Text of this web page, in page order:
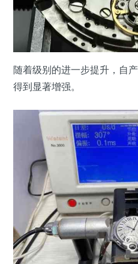
随着级别的进一步提升，自
得到显著增强。